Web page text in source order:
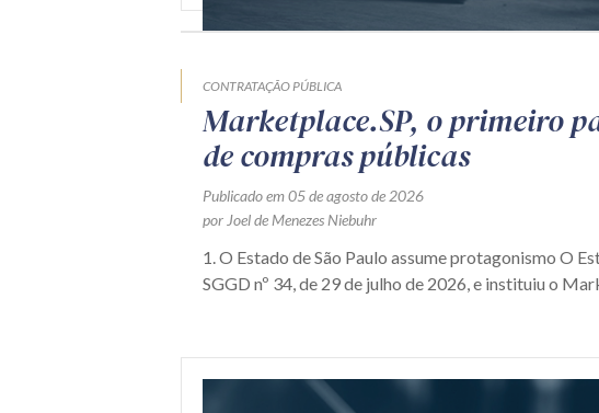
CONTRATAÇÃO PÚBLICA
Marketplace.SP, o primeiro
de compras públicas
Publicado em 05 de agosto de 2026
por Joel de Menezes Niebuhr
1. O Estado de São Paulo assume protagonismo O
SGGD nº 34, de 29 de julho de 2026, e instituiu o